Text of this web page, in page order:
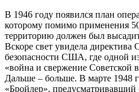
В 1946 году появился план
которому помимо применения
территорию должен был
Вскоре свет увидела директива
безопасности США, где одной
«война и свержение Советской
Дальше – больше. В марте 1948
«Бройлер»,